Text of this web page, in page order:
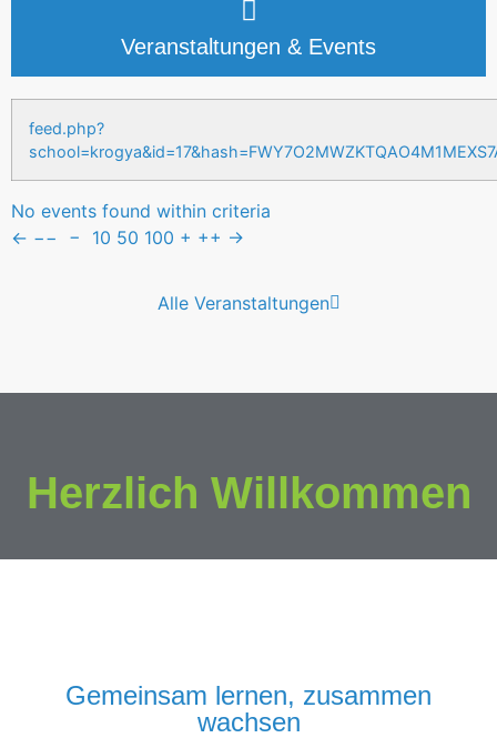
Veranstaltungen & Events
feed.php?
No events found within criteria
← −− − 10 50 100 + ++ →
Alle Veranstaltungen
Herzlich Willkommen
Gemeinsam lernen, zusammen
wachsen